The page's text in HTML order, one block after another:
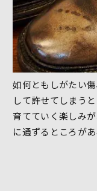
如何ともしがたい
して許せてしまう
育てていく楽しみ
に通ずるところが